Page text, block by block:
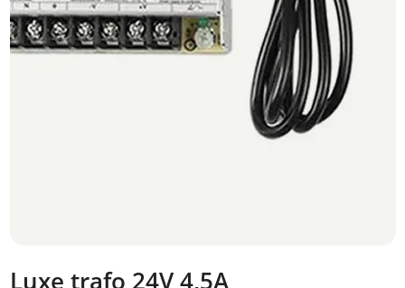
Luxe trafo 24V 4,5A